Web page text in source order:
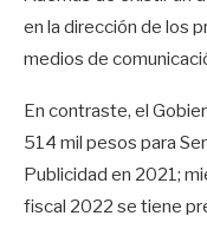
en la dirección de los
medios de
En contraste, el
514 mil pesos para
Publicidad en 2021;
fiscal 2022 se tiene